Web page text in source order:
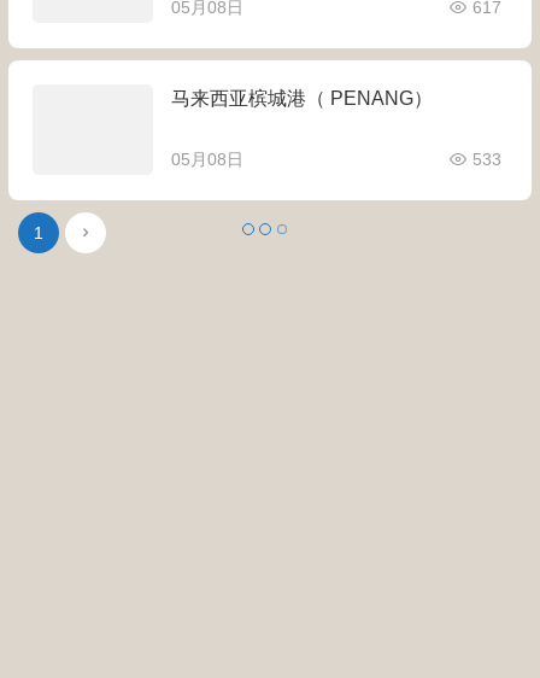
05月08日 617
马来西亚槟城港（ PENANG）
05月08日 533
1